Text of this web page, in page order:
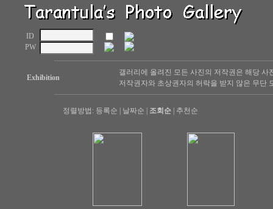
ID
PW
Exhibition
갤러리에 올려진 모든 사진의 저작권은 해당
저작권자와 초상권자의 허락을 받지 않은 무단
정렬방법: 등록순 날짜순 조회순 추천순